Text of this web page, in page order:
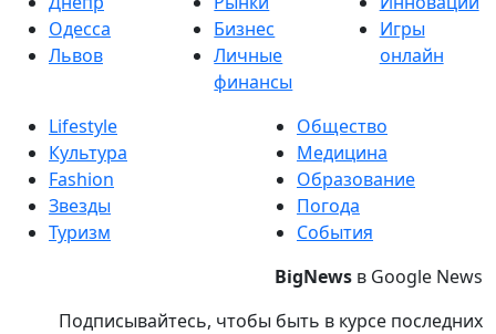
Одесса
Львов
Бизнес
Личные
финансы
Игры
онлайн
Lifestyle
Культура
Fashion
Звезды
Туризм
Общество
Медицина
Образование
Погода
События
BigNews в Google News
Подписывайтесь, чтобы быть в курсе последних